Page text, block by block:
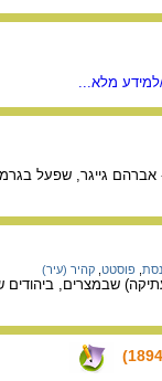
מלא...
פוסטט קהיר (עיר)
שבמצרים, ביהודים